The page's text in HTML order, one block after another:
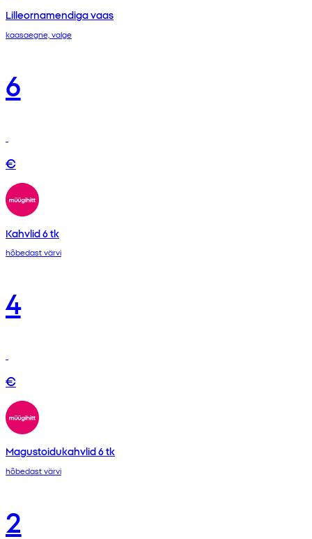
Lilleornamendiga vaas
kaasaegne, valge
6
€
Kahvlid 6 tk
hõbedast värvi
4
€
Magustoidukahvlid 6 tk
hõbedast värvi
2